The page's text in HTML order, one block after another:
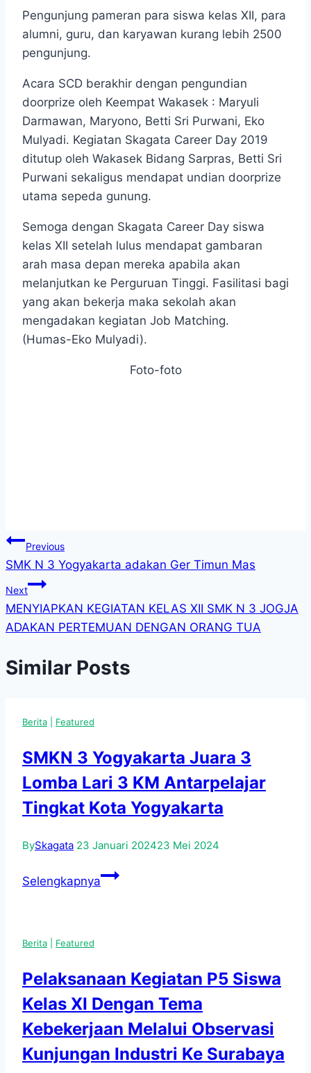
Pengunjung pameran para siswa kelas XII, para
alumni, guru, dan karyawan kurang lebih 2500
pengunjung.
Acara SCD berakhir dengan pengundian
doorprize oleh Keempat Wakasek : Maryuli
Darmawan, Maryono, Betti Sri Purwani, Eko
Mulyadi. Kegiatan Skagata Career Day 2019
ditutup oleh Wakasek Bidang Sarpras, Betti Sri
Purwani sekaligus mendapat undian doorprize
utama sepeda gunung.
Semoga dengan Skagata Career Day siswa
kelas XII setelah lulus mendapat gambaran
arah masa depan mereka apabila akan
melanjutkan ke Perguruan Tinggi. Fasilitasi bagi
yang akan bekerja maka sekolah akan
mengadakan kegiatan Job Matching.
(Humas-Eko Mulyadi).
Foto-foto
Navigasi
pos
Previous
SMK N 3 Yogyakarta adakan Ger Timun Mas
Next
MENYIAPKAN KEGIATAN KELAS XII SMK N 3 JOGJA
ADAKAN PERTEMUAN DENGAN ORANG TUA
Similar Posts
Berita Featured
SMKN 3 Yogyakarta Juara 3
Lomba Lari 3 KM Antarpelajar
Tingkat Kota Yogyakarta
BySkagata 23 Januari 202423 Mei 2024
SelengkapnyaSMKN
Lari
3
KM
Tingkat
Berita Featured
Pelaksanaan Kegiatan P5 Siswa
Kelas XI Dengan Tema
Kebekerjaan Melalui Observasi
Kunjungan Industri Ke Surabaya